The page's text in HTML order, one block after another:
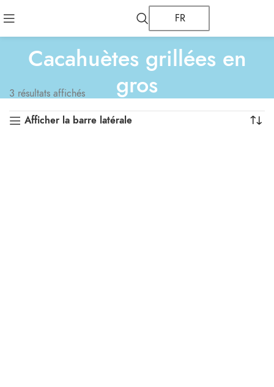
FR
Cacahuètes grillées en
gros
3 résultats affichés
Afficher la barre latérale